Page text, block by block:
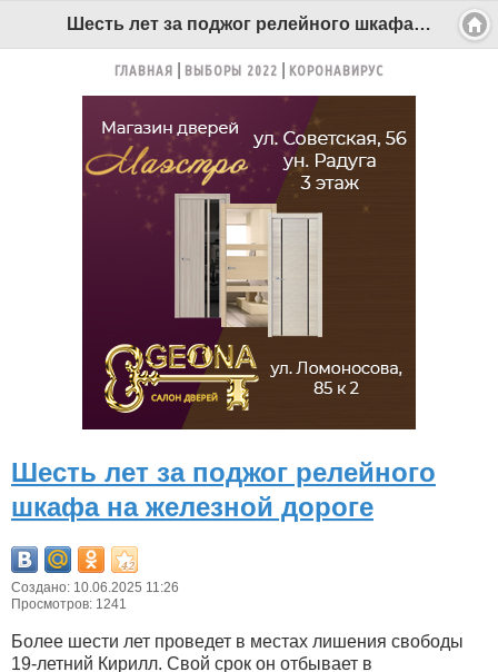
Шесть лет за поджог релейного шкафа на железной дороге - Беломорканал Северодвинск tv29.ru
ГЛАВНАЯ ВЫБОРЫ 2022 КОРОНАВИРУС
Шесть лет за поджог релейного
шкафа на железной дороге
Создано: 10.06.2025 11:26
Просмотров: 1241
Более шести лет проведет в местах лишения свободы
19-летний Кирилл. Свой срок он отбывает в